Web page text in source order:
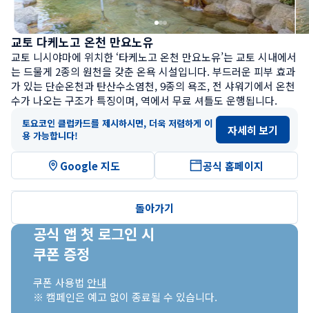
교토 다케노고 온천 만요노유
교토 니시야마에 위치한 ‘타케노고 온천 만요노유’는 교토 시내에서
는 드물게 2종의 원천을 갖춘 온욕 시설입니다. 부드러운 피부 효과
가 있는 단순온천과 탄산수소염천, 9종의 욕조, 전 샤워기에서 온천
수가 나오는 구조가 특징이며, 역에서 무료 셔틀도 운행됩니다.
토요코인 클럽카드를 제시하시면, 더욱 저렴하게 이
용 가능합니다!
자세히 보기
Google 지도 공식 홈페이지
돌아가기
공식 앱 첫 로그인 시
쿠폰 증정
쿠폰 사용법 안내
※ 캠페인은 예고 없이 종료될 수 있습니다.